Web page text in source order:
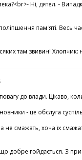
Ні, дятел. -
пам'яті. Весь
там звивин! Хлопчик:
до влади. Цікаво,
- це обслуга
а не смажать, хоча їх
гойдається. З